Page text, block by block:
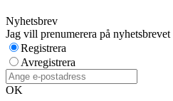
Nyhetsbrev
Jag vill prenumerera på nyhetsbrevet
Registrera
Avregistrera
OK